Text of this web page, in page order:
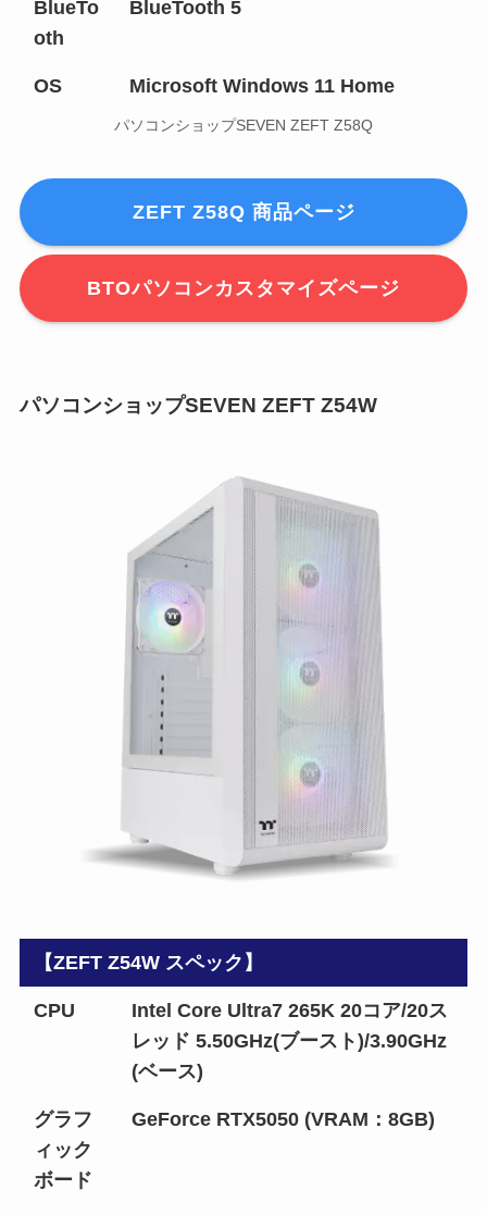
BlueTo
oth
BlueTooth 5
OS Microsoft Windows 11 Home
パソコンショップSEVEN ZEFT Z58Q
ZEFT Z58Q 商品ページ
BTOパソコンカスタマイズページ
パソコンショップSEVEN ZEFT Z54W
【ZEFT Z54W スペック】
CPU
Intel Core Ultra7 265K 20コア/20ス
レッド 5.50GHz(ブースト)/3.90GHz
(ベース)
グラフ
ィック
ボード
GeForce RTX5050 (VRAM：8GB)